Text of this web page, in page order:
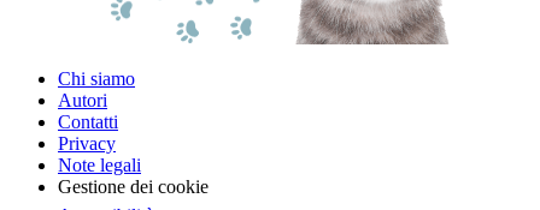
Chi siamo
Autori
Contatti
Privacy
Note legali
Gestione dei cookie